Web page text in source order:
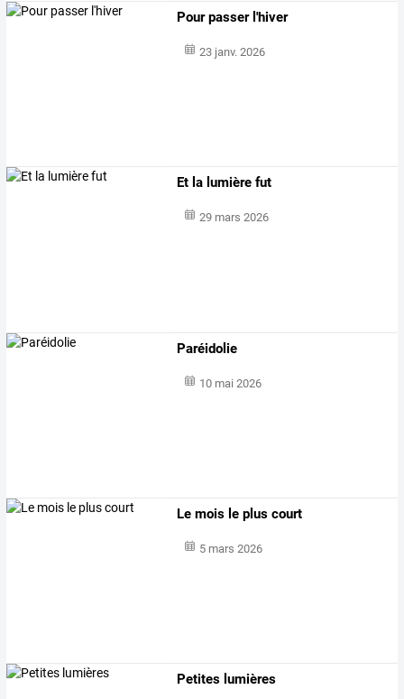
Pour passer l'hiver
23 janv. 2026
Et la lumière fut
29 mars 2026
Paréidolie
10 mai 2026
Le mois le plus court
5 mars 2026
Petites lumières